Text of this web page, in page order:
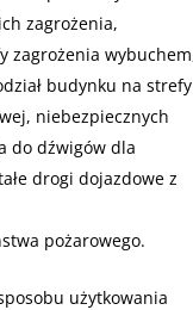
zagrożenia,
zagrożenia
budynku na strefy
niebezpiecznych
do dźwigów dla
drogi dojazdowe z
pożarowego.
użytkowania